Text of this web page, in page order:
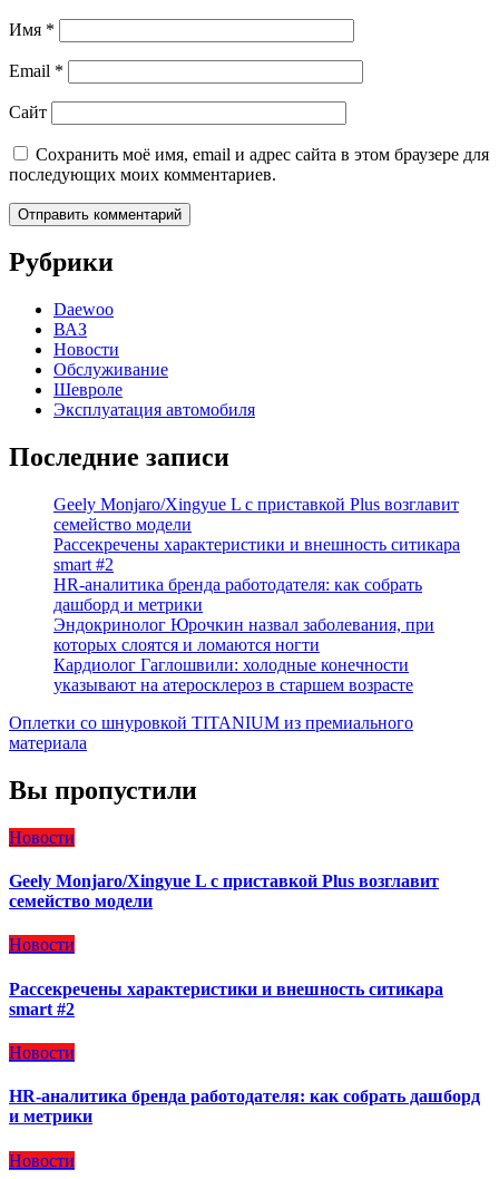
Имя *
Email *
Сайт
Сохранить моё имя, email и адрес сайта в этом браузере для
последующих моих комментариев.
Рубрики
Daewoo
ВАЗ
Новости
Обслуживание
Шевроле
Эксплуатация автомобиля
Последние записи
Geely Monjaro/Xingyue L с приставкой Plus возглавит
семейство модели
Рассекречены характеристики и внешность ситикара
smart #2
HR-аналитика бренда работодателя: как собрать
дашборд и метрики
Эндокринолог Юрочкин назвал заболевания, при
которых слоятся и ломаются ногти
Кардиолог Гаглошвили: холодные конечности
указывают на атеросклероз в старшем возрасте
Оплетки со шнуровкой TITANIUM из премиального
материала
Вы пропустили
Новости
Geely Monjaro/Xingyue L с приставкой Plus возглавит
семейство модели
Новости
Рассекречены характеристики и внешность ситикара
smart #2
Новости
HR-аналитика бренда работодателя: как собрать дашборд
и метрики
Новости